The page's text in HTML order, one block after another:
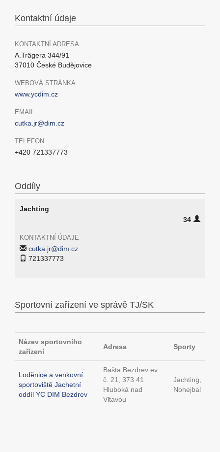
Kontaktní údaje
KONTAKTNÍ ADRESA
A.Trägera 344/91
37010 České Budějovice
WEBOVÁ STRÁNKA
www.ycdim.cz
EMAIL
cutka.jr@dim.cz
TELEFON
+420 721337773
Oddíly
Jachting
34
KONTAKTNÍ ÚDAJE
cutka.jr@dim.cz
721337773
Sportovní zařízení ve správě TJ/SK
Název sportovního
zařízení
Adresa Sporty
Loděnice a venkovní
sportoviště Jachetní
oddíl YC DIM Bezdrev
Bašta Bezdrev ev.
č. 21, 373 41
Hluboká nad
Vltavou
Jachting,
Nohejbal